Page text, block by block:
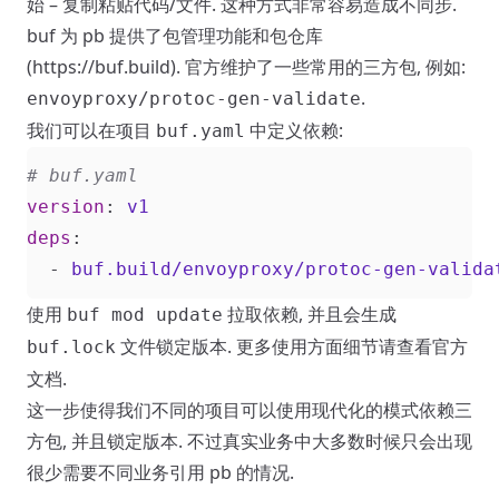
buf 为 pb 提供了包管理功能和包仓库
(https://buf.build). 官方维护了一些常用的三方包, 例如:
envoyproxy/protoc-gen-validate.
我们可以在项目 buf.yaml 中定义依赖:
# buf.yaml
version :
v1
deps :
- buf.build/envoyproxy/protoc-gen-
使用 buf mod update 拉取依赖, 并且会生成
buf.lock 文件锁定版本. 更多使用方面细节请查看官方
文档.
这一步使得我们不同的项目可以使用现代化的模式依赖三
方包, 并且锁定版本. 不过真实业务中大多数时候只会出现
很少需要不同业务引用 pb 的情况.